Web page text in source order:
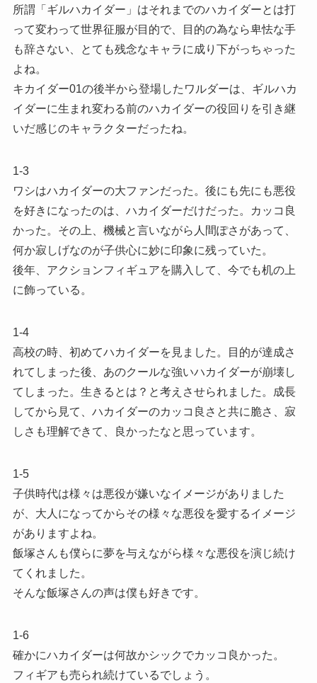
所謂「ギルハカイダー」はそれまでのハカイダーとは打
って変わって世界征服が目的で、目的の為なら卑怯な手
も辞さない、とても残念なキャラに成り下がっちゃった
よね。
キカイダー01の後半から登場したワルダーは、ギルハカ
イダーに生まれ変わる前のハカイダーの役回りを引き継
いだ感じのキャラクターだったね。
1-3
ワシはハカイダーの大ファンだった。後にも先にも悪役
を好きになったのは、ハカイダーだけだった。カッコ良
かった。その上、機械と言いながら人間ぽさがあって、
何か寂しげなのが子供心に妙に印象に残っていた。
後年、アクションフィギュアを購入して、今でも机の上
に飾っている。
1-4
高校の時、初めてハカイダーを見ました。目的が達成さ
れてしまった後、あのクールな強いハカイダーが崩壊し
てしまった。生きるとは？と考えさせられました。成長
してから見て、ハカイダーのカッコ良さと共に脆さ、寂
しさも理解できて、良かったなと思っています。
1-5
子供時代は様々は悪役が嫌いなイメージがありました
が、大人になってからその様々な悪役を愛するイメージ
がありますよね。
飯塚さんも僕らに夢を与えながら様々な悪役を演じ続け
てくれました。
そんな飯塚さんの声は僕も好きです。
1-6
確かにハカイダーは何故かシックでカッコ良かった。
フィギアも売られ続けているでしょう。